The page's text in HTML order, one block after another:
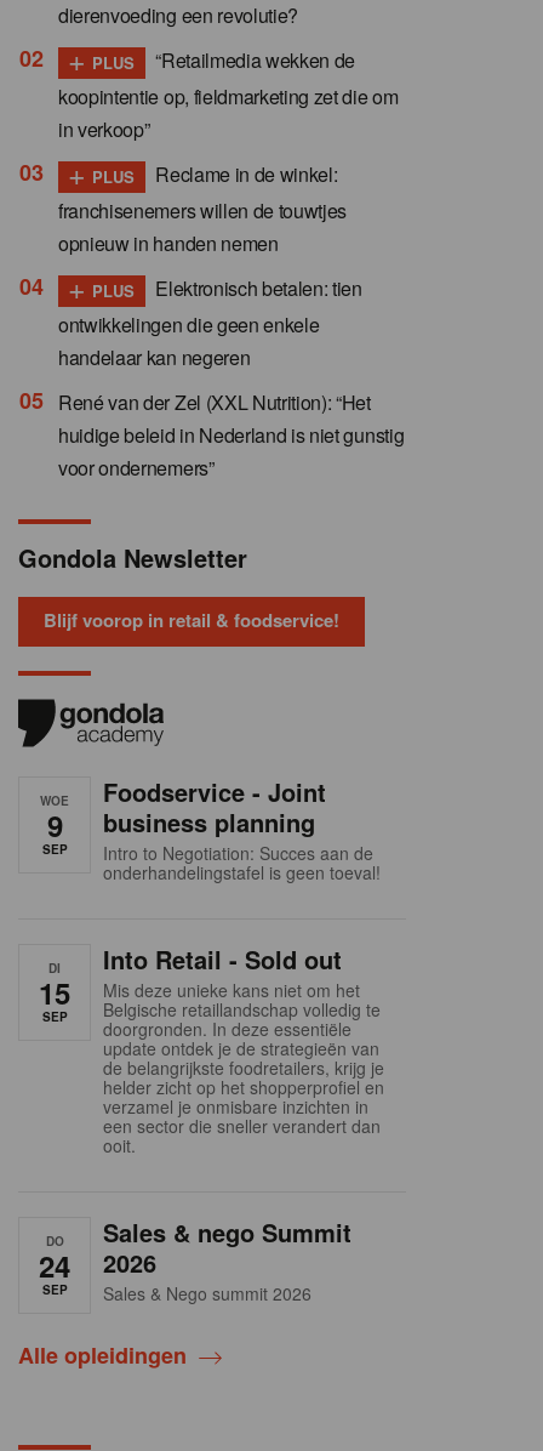
dierenvoeding een revolutie?
+ PLUS
“Retailmedia wekken de
koopintentie op, fieldmarketing zet die om
in verkoop”
+ PLUS
Reclame in de winkel:
franchisenemers willen de touwtjes
opnieuw in handen nemen
+ PLUS
Elektronisch betalen: tien
ontwikkelingen die geen enkele
handelaar kan negeren
René van der Zel (XXL Nutrition): “Het
huidige beleid in Nederland is niet gunstig
voor ondernemers”
Gondola Newsletter
Blijf voorop in retail & foodservice!
WOE
9
SEP
Foodservice - Joint
business planning
Intro to Negotiation: Succes aan de
onderhandelingstafel is geen toeval!
DI
15
SEP
Into Retail - Sold out
Mis deze unieke kans niet om het
Belgische retaillandschap volledig te
doorgronden. In deze essentiële
update ontdek je de strategieën van
de belangrijkste foodretailers, krijg je
helder zicht op het shopperprofiel en
verzamel je onmisbare inzichten in
een sector die sneller verandert dan
ooit.
DO
24
SEP
Sales & nego Summit
2026
Sales & Nego summit 2026
Alle opleidingen